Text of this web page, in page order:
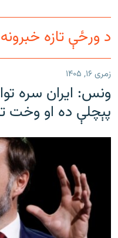
د ورځې تازه
زمری ۱۶, ۱۴۰۵
ونس: ایران سره
پېچلې ده او وخت